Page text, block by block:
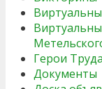
Герои Труда
Документы